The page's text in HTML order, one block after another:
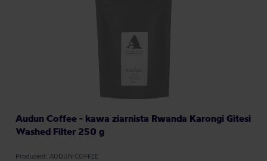
Audun Coffee - kawa ziarnista Rwanda Karongi Gitesi
Washed Filter 250 g
Producent: AUDUN COFFEE